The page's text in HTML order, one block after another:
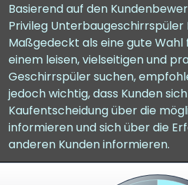
Basierend auf den
Privileg Unterbaugeschirrspüler
Maßgedeckt als eine gute Wahl
einem leisen, vielseitigen und
Geschirrspüler suchen,
jedoch wichtig, dass Kunden
Kaufentscheidung über die
informieren und sich über die
anderen Kunden informieren.